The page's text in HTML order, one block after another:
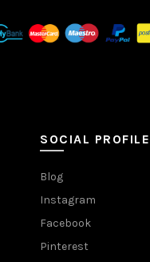
SOCIAL PROFILE
Blog
Instagram
Facebook
Pinterest